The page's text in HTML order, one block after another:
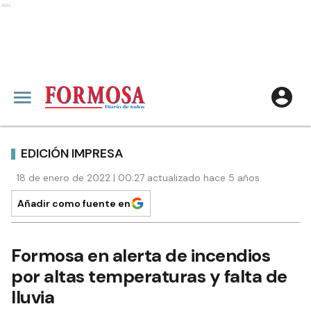
Ads
EDICIÓN IMPRESA
18 de enero de 2022 | 00:27 actualizado hace 5 años
Añadir como fuente en
Formosa en alerta de incendios
por altas temperaturas y falta de
lluvia